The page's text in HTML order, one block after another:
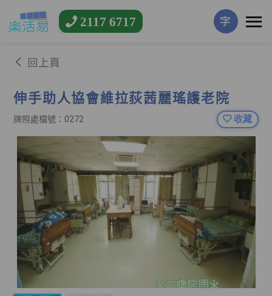
2117 6717 字
回上頁
伸手助人協會維拉荻茜麗瑤護老院
牌照處檔號：0272 收藏